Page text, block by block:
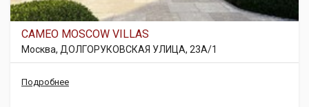
CAMEO MOSCOW VILLAS
Москва, ДОЛГОРУКОВСКАЯ УЛИЦА, 23А/1
Подробнее